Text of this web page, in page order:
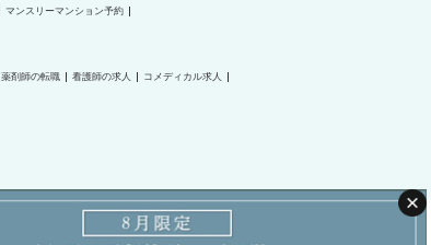
マンスリーマンション予約
薬剤師の転職 看護師の求人
コメディカル求人